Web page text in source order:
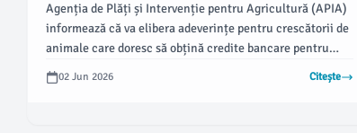
Agenția de Plăți și Intervenție pentru Agricultură (APIA)
informează că va elibera adeverințe pentru crescătorii de
animale care doresc să obțină credite bancare pentru
intervențiile din sectorul zootehnic, în contextul
Campaniei 2026. Aceste adeverințe sunt esențiale
02 Jun 2026 Citește